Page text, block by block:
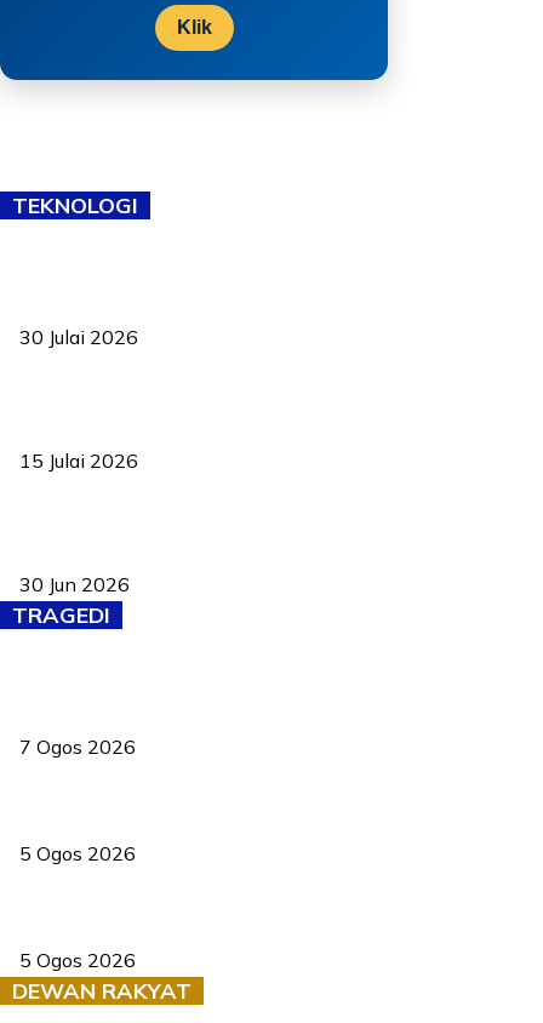
Klik
TEKNOLOGI
30 Julai 2026
15 Julai 2026
30 Jun 2026
TRAGEDI
7 Ogos 2026
5 Ogos 2026
5 Ogos 2026
DEWAN RAKYAT